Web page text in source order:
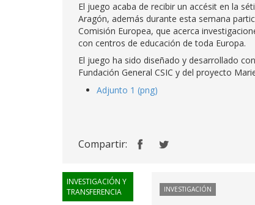
El juego acaba de recibir un accésit en la
Aragón, además durante esta semana
Comisión Europea, que acerca
con centros de educación de toda Europa.
El juego ha sido diseñado y desarrollado
Fundación General CSIC y del proyecto
Adjunto 1 (png)
Compartir:
INVESTIGACIÓN Y
TRANSFERENCIA
INVESTIGACIÓN